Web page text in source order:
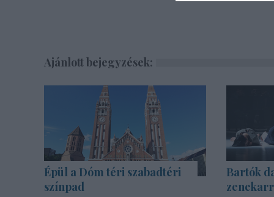
Ajánlott bejegyzések:
Épül a Dóm téri szabadtéri
színpad
Bartók